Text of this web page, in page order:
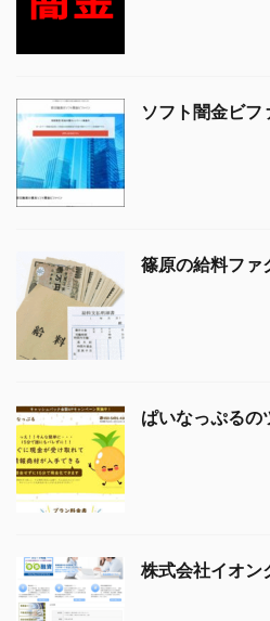
ソフト闇金ビフ
篠原の給料ファ
ぱいなっぷるの
株式会社イオン